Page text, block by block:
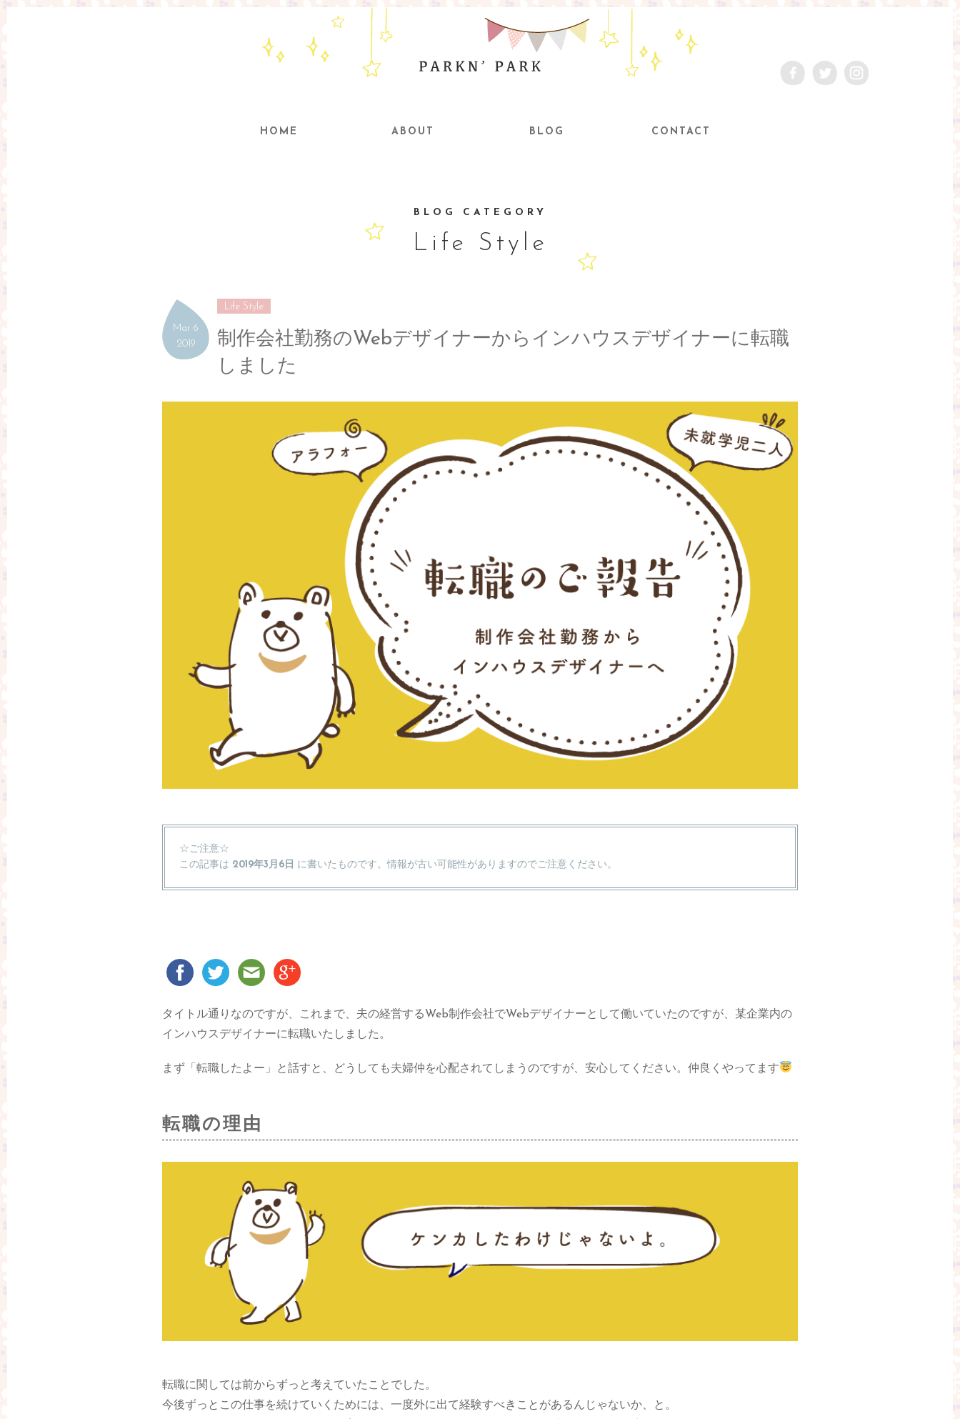
HOME ABOUT BLOG CONTACT
BLOG CATEGORY
Life Style
Mar 6
2019
Life Style
制作会社勤務のWebデザイナーからインハウスデザイナーに転職
しました
☆ご注意☆
この記事は 2019年3月6日 に書いたものです。情報が古い可能性がありますのでご注意ください。
タイトル通りなのですが、これまで、夫の経営するWeb制作会社でWebデザイナーとして働いていたのですが、某企業内の
インハウスデザイナーに転職いたしました。
まず「転職したよー」と話すと、どうしても夫婦仲を心配されてしまうのですが、安心してください。仲良くやってます
転職の理由
転職に関しては前からずっと考えていたことでした。
今後ずっとこの仕事を続けていくためには、一度外に出て経験すべきことがあるんじゃないか、と。